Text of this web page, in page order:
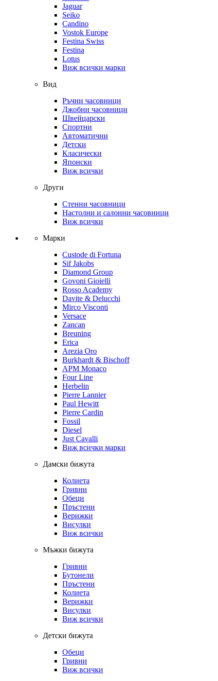
Jaguar
Seiko
Candino
Vostok Europe
Festina Swiss
Festina
Lotus
Виж всички марки
Вид
Ръчни часовници
Джобни часовници
Швейцарски
Спортни
Автоматични
Детски
Класически
Японски
Виж всички
Други
Стенни часовници
Настолни и салонни часовници
Виж всички
Марки
Custode di Fortuna
Sif Jakobs
Diamond Group
Govoni Gioielli
Rosso Academy
Davite & Delucchi
Mirco Visconti
Versace
Zancan
Breuning
Erica
Arezia Oro
Burkhardt & Bischoff
APM Monaco
Four Line
Herbelin
Pierre Lannier
Paul Hewitt
Pierre Cardin
Fossil
Diesel
Just Cavalli
Виж всички марки
Дамски бижута
Колиета
Гривни
Обеци
Пръстени
Верижки
Висулки
Виж всички
Мъжки бижута
Гривни
Бутонели
Пръстени
Колиета
Верижки
Висулки
Виж всички
Детски бижута
Обеци
Гривни
Виж всички